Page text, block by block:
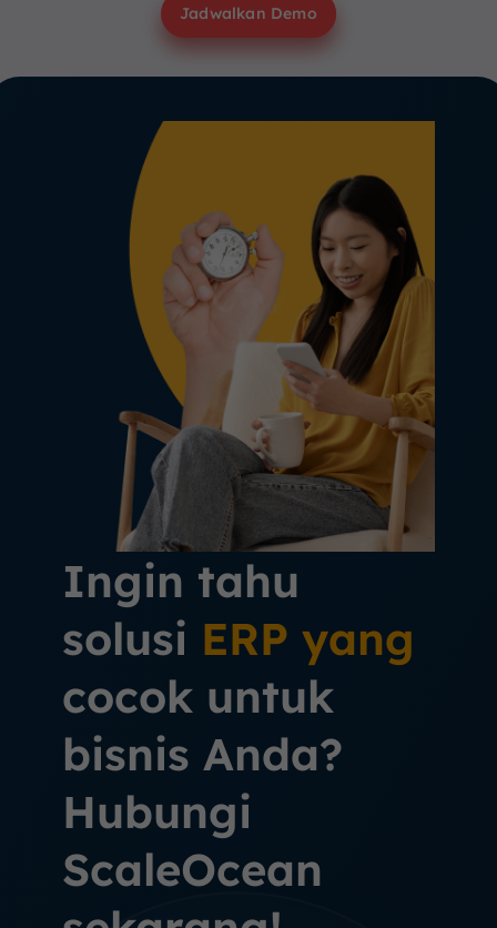
Jadwalkan Demo
Ingin tahu
solusi ERP yang
cocok untuk
bisnis Anda?
Hubungi
ScaleOcean